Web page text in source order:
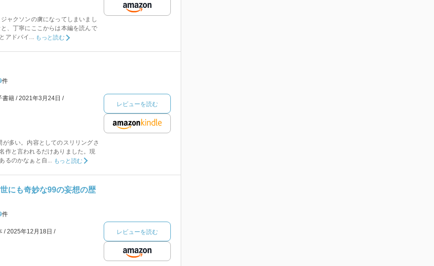
ャクソンの虜になってしまいまし
、丁寧にここからは本編を読んで
アドバイ... もっと読む
件
書籍
2021年3月24日
多い。内容としてのスリリングさ
作と言われるだけありました。現
るのかなぁと自... もっと読む
レビューを読む
にも奇妙な99の妄想の歴
件
2025年12月18日
レビューを読む